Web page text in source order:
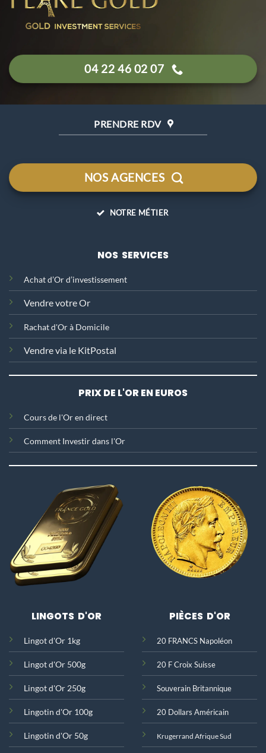
04 22 46 02 07
PRENDRE RDV
NOS AGENCES
NOTRE MÉTIER
NOS SERVICES
Achat d’Or d’investissement
Vendre votre Or
Rachat d'Orà Domicile
Vendre via le KitPostal
PRIX DE L'OR EN EUROS
Cours de l'Or en direct
Comment Investir dans l'Or
LINGOTS D'OR
Lingot d'Or 1kg
Lingot d'Or 500g
Lingot d'Or 250g
Lingotin d'Or 100g
Lingotin d'Or 50g
PIÈCES D'OR
20 FRANCS Napoléon
20 F Croix Suisse
Souverain Britannique
20 Dollars Américain
Krugerrand Afrique Sud